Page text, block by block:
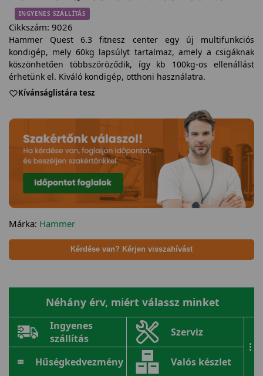
INGYENES SZÁLLÍTÁS
Cikkszám: 9026
Hammer Quest 6.3 fitnesz center egy új multifunkciós
kondigép, mely 60kg lapsúlyt tartalmaz, amely a csigáknak
köszönhetően többszöröződik, így kb 100kg-os ellenállást
érhetünk el. Kiváló kondigép, otthoni használatra.
Kívánságlistára tesz
Márka: Hammer
Kérdése van? Kérjen visszahívást
Néhány érv, miért válassz minket
Ingyenes
szállítás
Szerviz
Hűségkedvezmény Valós készlet
...